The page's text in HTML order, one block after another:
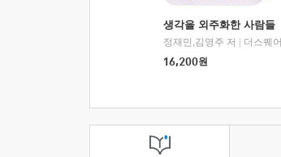
생각을 외주화한 사람들
정재민,김영주 저
더스퀘어
16,200원